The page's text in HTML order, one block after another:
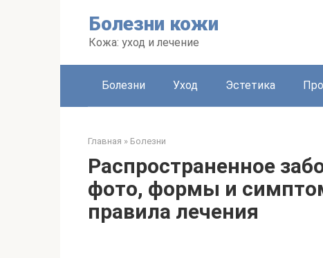
Болезни кожи
Кожа: уход и лечение
Болезни Уход Эстетика
Главная » Болезни
Распространенное
фото, формы и
правила лечения